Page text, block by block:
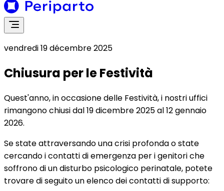
vendredi 19 décembre 2025
Chiusura per le Festività
Quest'anno, in occasione delle Festività, i nostri uffici
rimangono chiusi dal 19 dicembre 2025 al 12 gennaio
2026.
Se state attraversando una crisi profonda o state
cercando i contatti di emergenza per i genitori che
soffrono di un disturbo psicologico perinatale, potete
trovare di seguito un elenco dei contatti di supporto: